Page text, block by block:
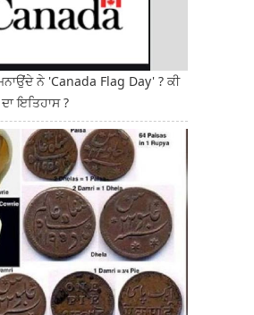
ਨੇ 'Canada Flag Day' ? ਕੀ
ਇਤਿਹਾਸ ?